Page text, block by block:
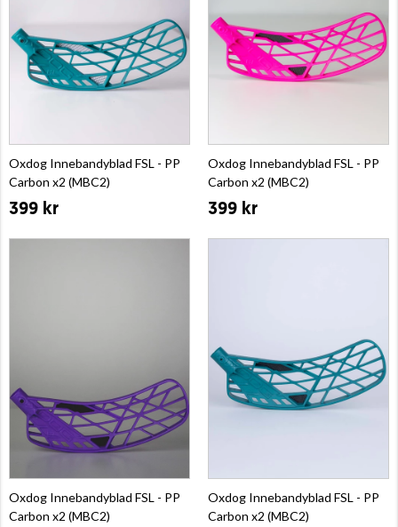
Oxdog Innebandyblad FSL - PP
Carbon x2 (MBC2)
399 kr
Oxdog Innebandyblad FSL - PP
Carbon x2 (MBC2)
399 kr
Oxdog Innebandyblad FSL - PP
Carbon x2 (MBC2)
Oxdog Innebandyblad FSL - PP
Carbon x2 (MBC2)